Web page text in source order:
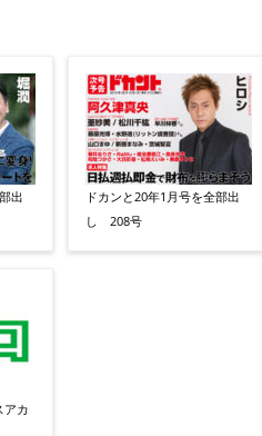
出
アカ
ドカンと20年1月号を全部出
し 208号